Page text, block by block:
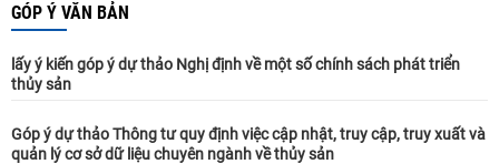
GÓP Ý VĂN BẢN
lấy ý kiến góp ý dự thảo Nghị định về một số chính sách phát triển
thủy sản
Góp ý dự thảo Thông tư quy định việc cập nhật, truy cập, truy xuất và
quản lý cơ sở dữ liệu chuyên ngành về thủy sản